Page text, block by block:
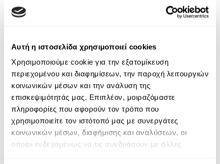
Αυτή η ιστοσελίδα χρησιμοποιεί cookies
Χρησιμοποιούμε cookie για την εξατομίκευση
περιεχομένου και διαφημίσεων, την παροχή λειτουργιών
κοινωνικών μέσων και την ανάλυση της
επισκεψιμότητάς μας. Επιπλέον, μοιραζόμαστε
πληροφορίες που αφορούν τον τρόπο που
χρησιμοποιείτε τον ιστότοπό μας με συνεργάτες
κοινωνικών μέσων, διαφήμισης και αναλύσεων, οι
οποίοι ενδεχομένως να τις συνδυάσουν με άλλες
Φίλτρα
Εκδοτικοί οίκοι